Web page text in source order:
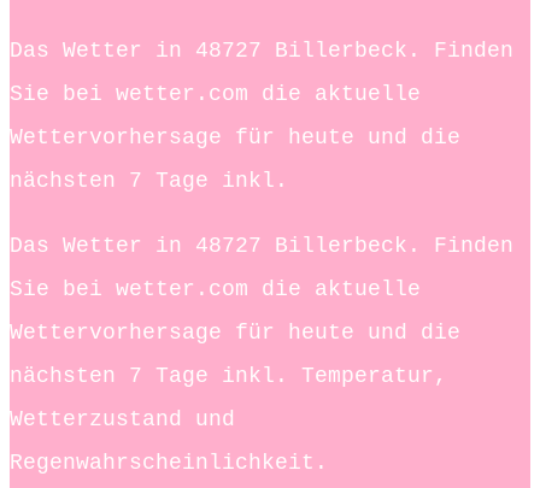
Das Wetter in 48727 Billerbeck. Finden
Sie bei wetter.com die aktuelle
Wettervorhersage für heute und die
nächsten 7 Tage inkl.
Das Wetter in 48727 Billerbeck. Finden
Sie bei wetter.com die aktuelle
Wettervorhersage für heute und die
nächsten 7 Tage inkl. Temperatur,
Wetterzustand und
Regenwahrscheinlichkeit.